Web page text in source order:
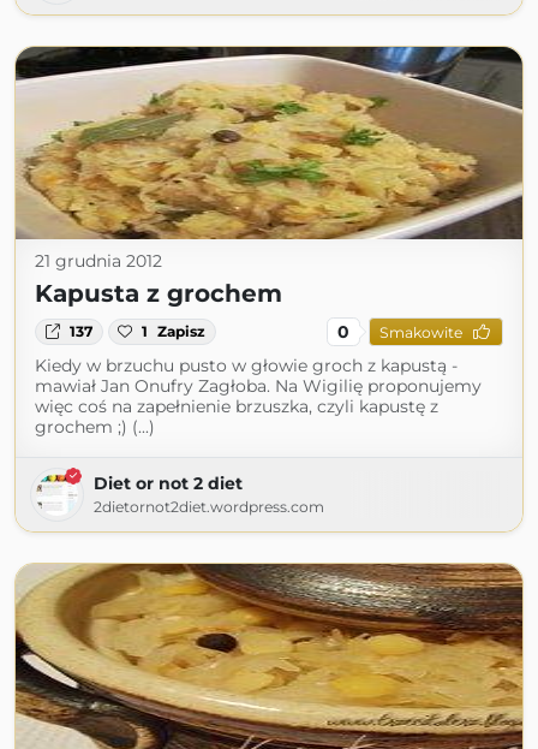
21 grudnia 2012
Kapusta z grochem
137 1 Zapisz 0 Smakowite
Kiedy w brzuchu pusto w głowie groch z kapustą -
mawiał Jan Onufry Zagłoba. Na Wigilię proponujemy
więc coś na zapełnienie brzuszka, czyli kapustę z
grochem ;) (...)
Diet or not 2 diet
2dietornot2diet.wordpress.com